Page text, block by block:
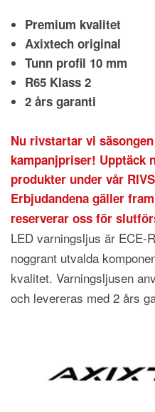
Premium kvalitet
Axixtech original
Tunn profil 10 mm
R65 Klass 2
2 års garanti
Nu rivstartar vi
kampanjpriser! Upptäck
produkter under vår
Erbjudandena gäller
reserverar oss för
LED varningsljus är ECE-
noggrant utvalda
kvalitet. Varningsljusen
och levereras med 2 års